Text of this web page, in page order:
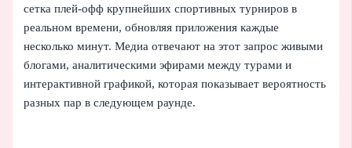
сетка плей-офф крупнейших спортивных турниров в
реальном времени, обновляя приложения каждые
несколько минут. Медиа отвечают на этот запрос живыми
блогами, аналитическими эфирами между турами и
интерактивной графикой, которая показывает вероятность
разных пар в следующем раунде.